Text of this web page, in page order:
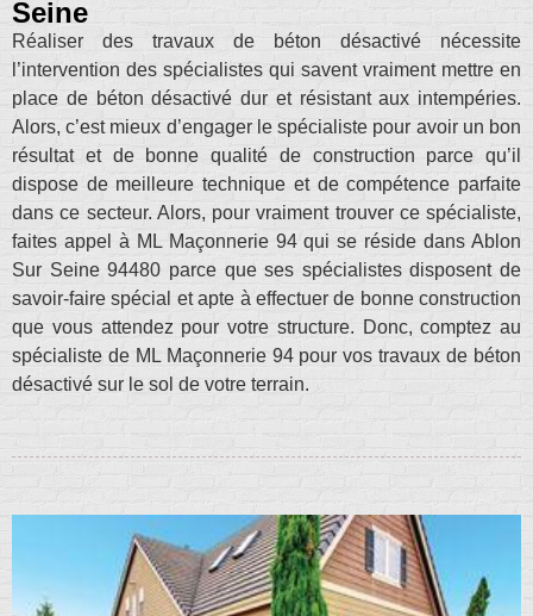
Seine
Réaliser des travaux de béton désactivé nécessite
l’intervention des spécialistes qui savent vraiment mettre en
place de béton désactivé dur et résistant aux intempéries.
Alors, c’est mieux d’engager le spécialiste pour avoir un bon
résultat et de bonne qualité de construction parce qu’il
dispose de meilleure technique et de compétence parfaite
dans ce secteur. Alors, pour vraiment trouver ce spécialiste,
faites appel à ML Maçonnerie 94 qui se réside dans Ablon
Sur Seine 94480 parce que ses spécialistes disposent de
savoir-faire spécial et apte à effectuer de bonne construction
que vous attendez pour votre structure. Donc, comptez au
spécialiste de ML Maçonnerie 94 pour vos travaux de béton
désactivé sur le sol de votre terrain.